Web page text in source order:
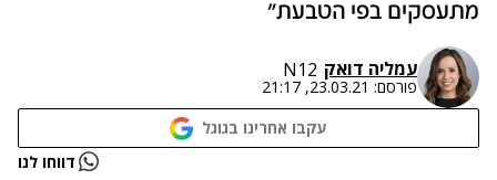
מתעסקים בפי הטבעת"
עמליה דואק N12
פורסם: 23.03.21, 21:17
עקבו אחרינו בגוגל
נתקלנו בבעיה דווחו לנו